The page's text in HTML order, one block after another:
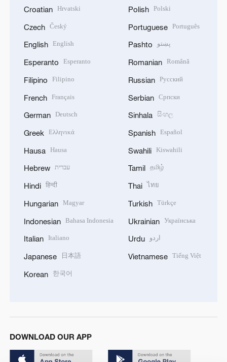
Croatian Hrvatski
Czech Český
English English
Esperanto Esperanto
Filipino Filipino
French Français
German Deutsch
Greek Ελληνικά
Hausa Hausa
Hebrew עברית
Hindi हिन्दी
Hungarian Magyar
Indonesian Bahasa Indonesia
Italian Italiano
Japanese 日本語
Korean 한국어
Polish Polski
Portuguese Português
Pashto پښتو
Romanian Română
Russian Русский
Serbian Српски
Sinhala සිංහල
Spanish Español
Swahili Kiswahili
Tamil தமிழ்
Thai ไทย
Turkish Türkçe
Ukrainian Українська
Urdu اردو
Vietnamese Tiếng Việt
DOWNLOAD OUR APP